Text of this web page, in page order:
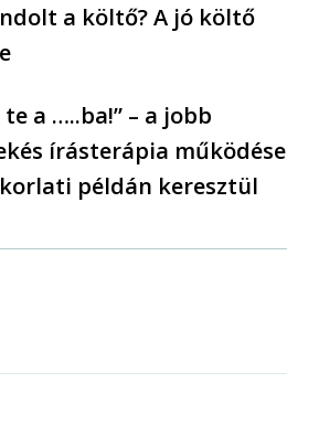
a költő? A jó költő
te a …..ba!” – a jobb
írásterápia működése
példán keresztül